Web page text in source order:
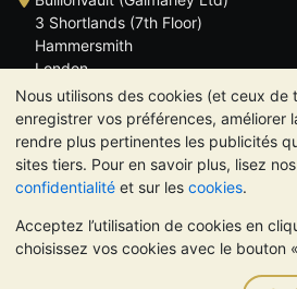
Nous utilisons des cookies (et ceux de
enregistrer vos préférences, améliorer
rendre plus pertinentes les publicités
sites tiers. Pour en savoir plus, lisez
confidentialité et sur les cookies.
Acceptez l’utilisation de cookies en
choisissez vos cookies avec le bouton
3 Shortlands (7th Floor)
Hammersmith
London
W6 8DA
ROYAUME UNI
TrustScore 4.6 | 534 avis
VEUILLEZ NOTER: La valeur des
bien baisser qu'augmenter. Les